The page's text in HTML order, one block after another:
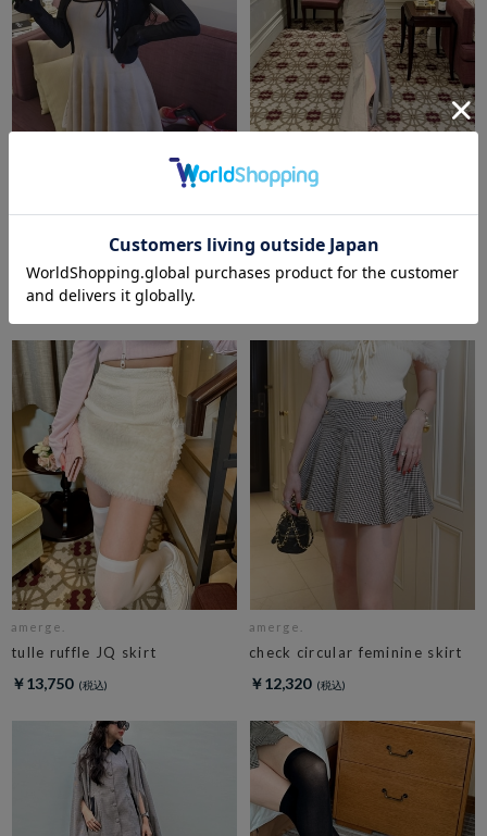
￥19,800
check high waist mermaid
skirt
amerge.
tulle ruffle JQ skirt
￥13,750
amerge.
check circular feminine skirt
￥12,320